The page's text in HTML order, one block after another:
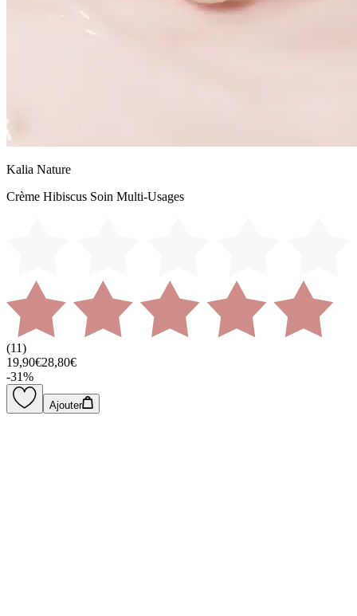
Kalia Nature
Crème Hibiscus Soin Multi-Usages
(11)
19,90€28,80€
-31%
Ajouter